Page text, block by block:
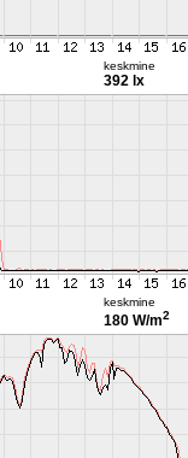
keskmine
392 lx
keskmine
180 W/m2